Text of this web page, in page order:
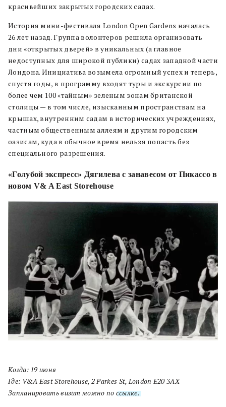
красивейших закрытых городских садах.
История мини-фестиваля London Open Gardens началась
26 лет назад. Группа волонтеров решила организовать
дни «открытых дверей» в уникальных (а главное
недоступных для широкой публики) садах западной части
Лондона. Инициатива возымела огромный успех и теперь,
спустя годы, в программу входят туры и экскурсии по
более чем 100 «тайным» зеленым зонам британской
столицы — в том числе, изысканным пространствам на
крышах, внутренним садам в исторических учреждениях,
частным общественным аллеям и другим городским
оазисам, куда в обычное время нельзя попасть без
специального разрешения.
«Голубой экспресс» Дягилева с занавесом от Пикассо в
новом V& A East Storehouse
Когда: 19 июня
Где: V&A East Storehouse, 2 Parkes St, London E20 3AX
Запланировать визит можно по ссылке.